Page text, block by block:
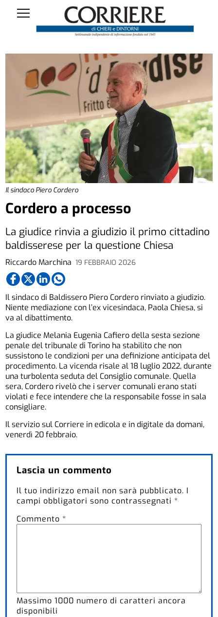
Il sindaco Piero Cordero
Riccardo Marchina 19 FEBBRAIO 2026
Cordero a processo
La giudice rinvia a giudizio il primo cittadino
baldisserese per la questione Chiesa
Il sindaco di Baldissero Piero Cordero rinviato a giudizio.
Niente mediazione con l’ex vicesindaca, Paola Chiesa, si
va al dibattimento.
La giudice Melania Eugenia Cafiero della sesta sezione
penale del tribunale di Torino ha stabilito che non
sussistono le condizioni per una definizione anticipata del
procedimento. La vicenda risale al 18 luglio 2022, durante
una turbolenta seduta del Consiglio comunale. Quella
sera, Cordero rivelò che i server comunali erano stati
violati e fece intendere che la responsabile fosse in sala
consigliare.
Il servizio sul Corriere in edicola e in digitale da domani,
venerdì 20 febbraio.
Lascia un commento
Il tuo indirizzo email non sarà pubblicato. I
campi obbligatori sono contrassegnati *
Commento *
Massimo1000 numero di caratteri ancora
disponibili